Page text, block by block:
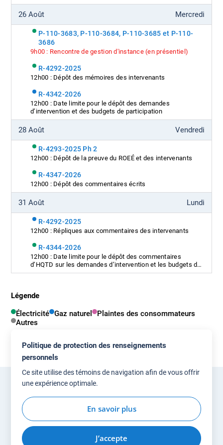
Politique de protection des renseignements
personnels
Ce site utilise des témoins de navigation afin de vous offrir
une expérience optimale.
En savoir plus
J’accepte
26 Août Mercredi
P-110-3683, P-110-3684, P-110-3685 et P-110-
3686
9h00 : Rencontre de gestion d'instance (en présentiel)
R-4292-2025
12h00 : Dépôt des mémoires des intervenants
R-4342-2026
12h00 : Date limite pour le dépôt des demandes
d’intervention et des budgets de participation
28 Août Vendredi
R-4293-2025 Ph 2
12h00 : Dépôt de la preuve du ROEÉ et des intervenants
R-4347-2026
12h00 : Dépôt des commentaires écrits
31 Août Lundi
R-4292-2025
12h00 : Répliques aux commentaires des intervenants
R-4344-2026
12h00 : Date limite pour le dépôt des commentaires
d’HQTD sur les demandes d’intervention et les budgets de
participation
Légende
Électricité Gaz naturel
Plaintes des consommateurs
Autres
Accès à l'information
Politique de confidentialitéAccessibilité